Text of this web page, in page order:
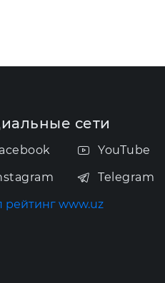
сети
YouTube
Telegram